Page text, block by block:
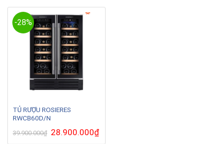
-28%
TỦ RƯỢU ROSIERES
RWCB60D/N
39.900.000₫ Giá
gốc
28.900.000₫Giá
hiện